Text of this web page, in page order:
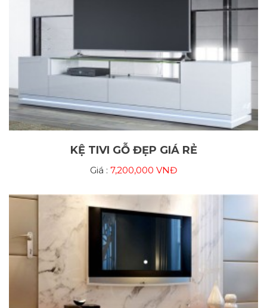
KỆ TIVI GỖ ĐẸP GIÁ RẺ
Giá : 7,200,000 VNĐ